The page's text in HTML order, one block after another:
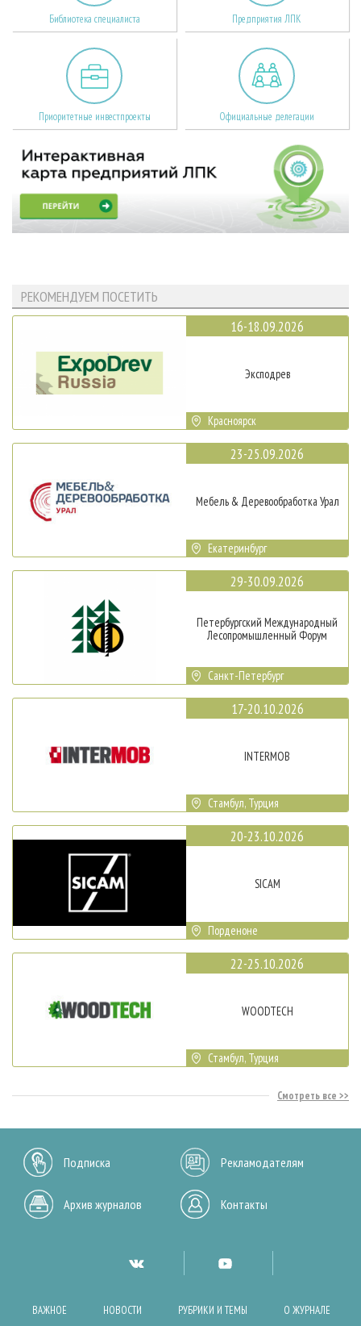
Библиотека специалиста Предприятия ЛПК
Приоритетные инвестпроекты Официальные делегации
РЕКОМЕНДУЕМ ПОСЕТИТЬ
16-18.09.2026
Эксподрев
Красноярск
23-25.09.2026
Мебель & Деревообработка Урал
Екатеринбург
29-30.09.2026
Петербургский Международный
Лесопромышленный Форум
Санкт-Петербург
17-20.10.2026
INTERMOB
Стамбул, Турция
20-23.10.2026
SICAM
Порденоне
22-25.10.2026
WOODTECH
Стамбул, Турция
Смотреть все
Подписка Рекламодателям
Архив журналов Контакты
ВАЖНОЕ НОВОСТИ РУБРИКИ И ТЕМЫ О ЖУРНАЛЕ